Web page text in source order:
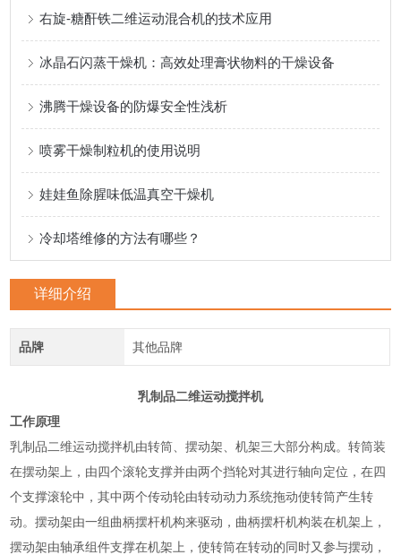
右旋-糖酐铁二维运动混合机的技术应用
冰晶石闪蒸干燥机：高效处理膏状物料的干燥设备
沸腾干燥设备的防爆安全性浅析
喷雾干燥制粒机的使用说明
娃娃鱼除腥味低温真空干燥机
冷却塔维修的方法有哪些？
详细介绍
品牌 其他品牌
乳制品二维运动搅拌机
工作原理
乳制品二维运动搅拌机由转筒、摆动架、机架三大部分构成。转筒装
在摆动架上，由四个滚轮支撑并由两个挡轮对其进行轴向定位，在四
个支撑滚轮中，其中两个传动轮由转动动力系统拖动使转筒产生转
动。摆动架由一组曲柄摆杆机构来驱动，曲柄摆杆机构装在机架上，
摆动架由轴承组件支撑在机架上，使转筒在转动的同时又参与摆动，